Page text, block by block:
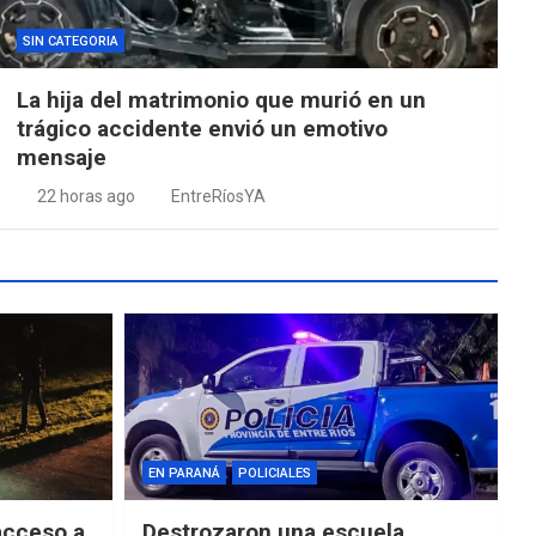
SIN CATEGORIA
La hija del matrimonio que murió en un
trágico accidente envió un emotivo
mensaje
22 horas ago EntreRíosYA
EN PARANÁ POLICIALES